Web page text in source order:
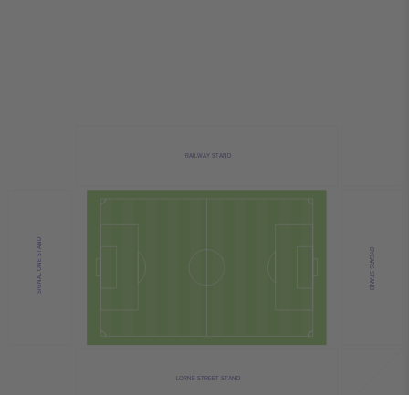
RAILWAY STAND
BYCARS STAND
LORNE STREET STAND
SIGNAL ONE STAND